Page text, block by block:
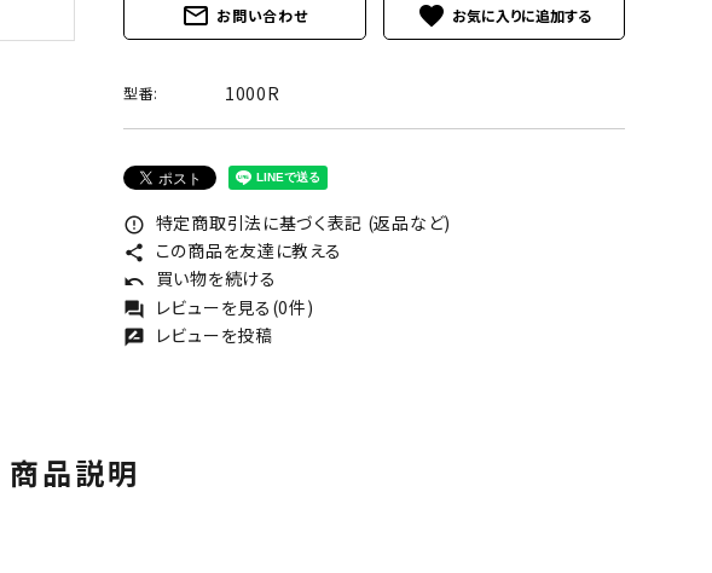
mail_outline お問い合わせ favorite
型番: 1000R
error_outline 特定商取引法に基づく表記 (返品など)
share この商品を友達に教える
undo 買い物を続ける
forum レビューを見る(0件)
rate_review レビューを投稿
商品説明